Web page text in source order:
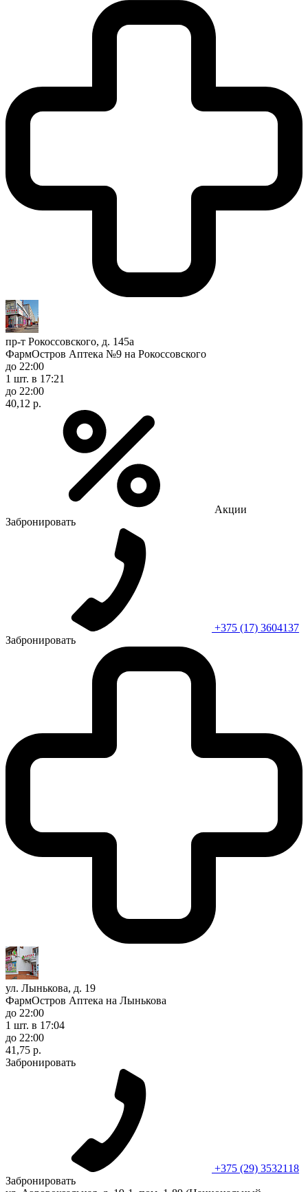
пр-т Рокоссовского, д. 145а
ФармОстров Аптека №9 на Рокоссовского
до 22:00
1 шт. в 17:21
до 22:00
40,12 р.
Акции
Забронировать
+375 (17) 3604137
Забронировать
ул. Лынькова, д. 19
ФармОстров Аптека на Лынькова
до 22:00
1 шт. в 17:04
до 22:00
41,75 р.
Забронировать
+375 (29) 3532118
Забронировать